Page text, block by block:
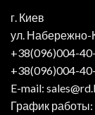
г. Киев
ул. Набережно-
+38(096)004-
+38(096)004-
E-mail:
График работы: